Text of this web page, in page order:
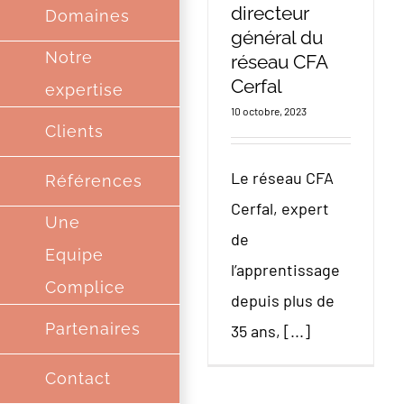
Domaines
Notre
expertise
Clients
Références
Une
Equipe
Complice
Partenaires
Contact
directeur
général du
réseau CFA
Cerfal
10 octobre, 2023
Le réseau CFA
Cerfal, expert
de
l’apprentissage
depuis plus de
35 ans, [...]